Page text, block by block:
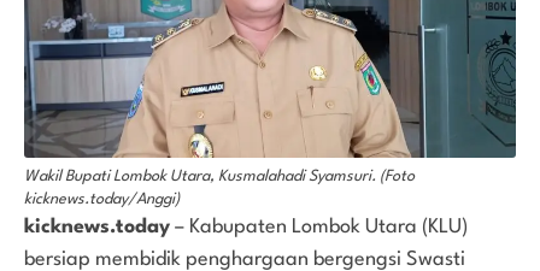
Wakil Bupati Lombok Utara, Kusmalahadi Syamsuri. (Foto
kicknews.today/Anggi)
kicknews.today – Kabupaten Lombok Utara (KLU)
bersiap membidik penghargaan bergengsi Swasti